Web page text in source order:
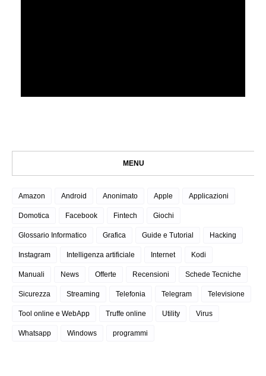
MENU
Amazon Android Anonimato Apple Applicazioni
Domotica Facebook Fintech Giochi
Glossario Informatico Grafica Guide e Tutorial Hacking
Instagram Intelligenza artificiale Internet Kodi
Manuali News Offerte Recensioni Schede Tecniche
Sicurezza Streaming Telefonia Telegram Televisione
Tool online e WebApp Truffe online Utility Virus
Whatsapp Windows programmi